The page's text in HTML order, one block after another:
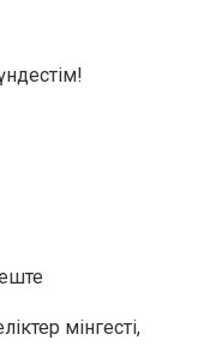
мінгесті,